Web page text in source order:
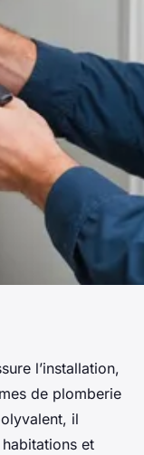
: expert
à
l’installation,
de plomberie
il
et